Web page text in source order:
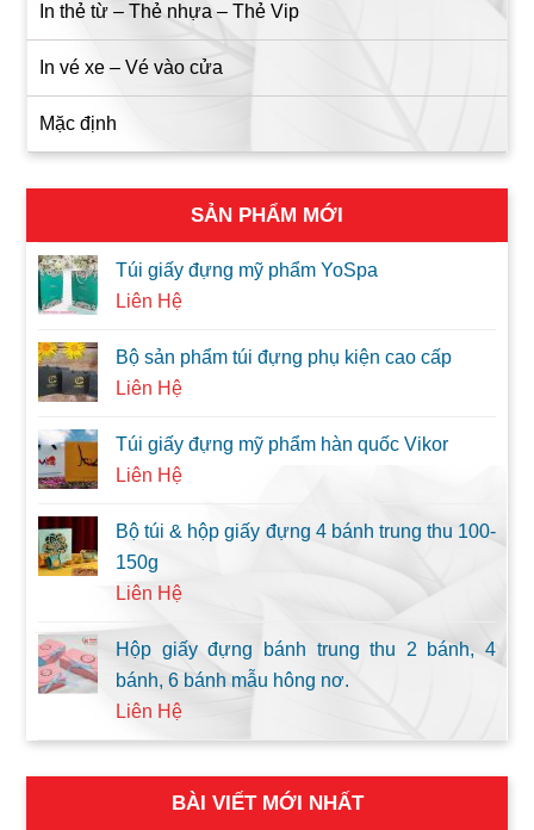
In thẻ từ – Thẻ nhựa – Thẻ Vip
In vé xe – Vé vào cửa
Mặc định
SẢN PHẨM MỚI
Túi giấy đựng mỹ phẩm YoSpa
Liên Hệ
Bộ sản phẩm túi đựng phụ kiện cao cấp
Liên Hệ
Túi giấy đựng mỹ phẩm hàn quốc Vikor
Liên Hệ
Bộ túi & hộp giấy đựng 4 bánh trung thu 100-
150g
Liên Hệ
Hộp giấy đựng bánh trung thu 2 bánh, 4
bánh, 6 bánh mẫu hông nơ.
Liên Hệ
BÀI VIẾT MỚI NHẤT